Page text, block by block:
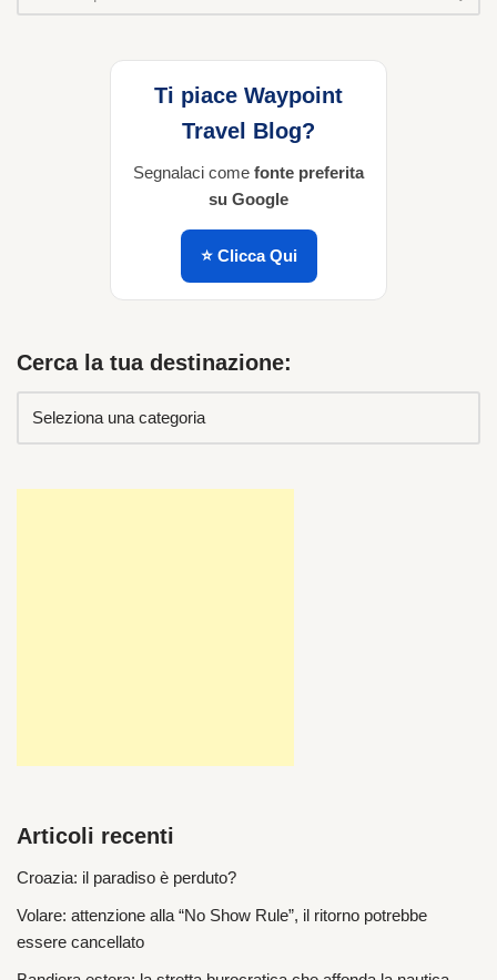
Ti piace Waypoint
Travel Blog?
Segnalaci come fonte preferita
su Google
⭐ Clicca Qui
Cerca la tua destinazione:
Articoli recenti
Croazia: il paradiso è perduto?
Volare: attenzione alla “No Show Rule”, il ritorno potrebbe
essere cancellato